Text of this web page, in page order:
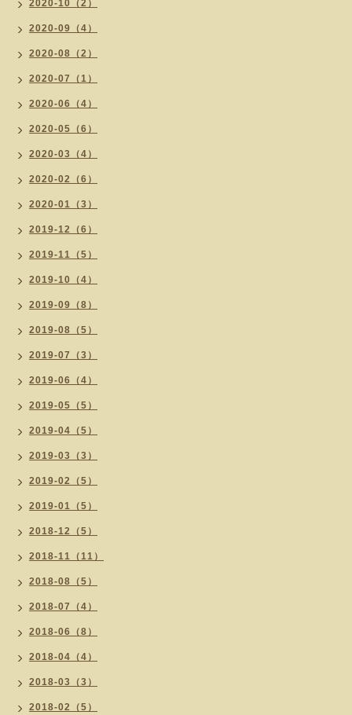
2020-10（2）
2020-09（4）
2020-08（2）
2020-07（1）
2020-06（4）
2020-05（6）
2020-03（4）
2020-02（6）
2020-01（3）
2019-12（6）
2019-11（5）
2019-10（4）
2019-09（8）
2019-08（5）
2019-07（3）
2019-06（4）
2019-05（5）
2019-04（5）
2019-03（3）
2019-02（5）
2019-01（5）
2018-12（5）
2018-11（11）
2018-08（5）
2018-07（4）
2018-06（8）
2018-04（4）
2018-03（3）
2018-02（5）